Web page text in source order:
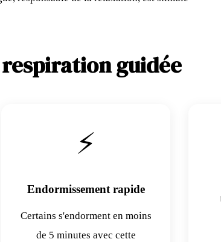
guidée
⚡
Endormissement rapide
Certains s'endorment en moins
de 5 minutes avec cette